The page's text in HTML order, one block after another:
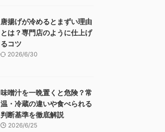
唐揚げが冷めるとまずい理由
とは？専門店のように仕上げ
るコツ
2026/6/30
味噌汁を一晩置くと危険？常
温・冷蔵の違いや食べられる
判断基準を徹底解説
2026/6/25